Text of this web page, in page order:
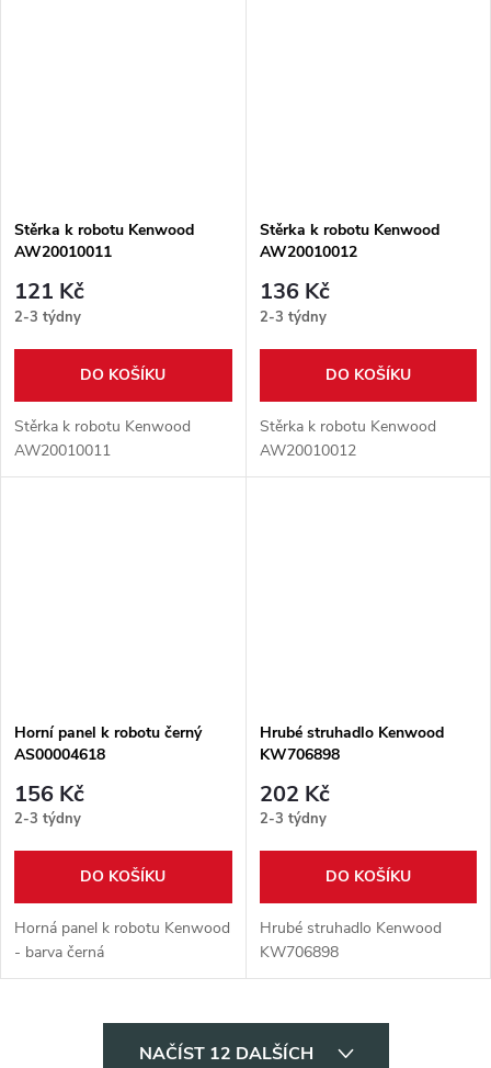
Stěrka k robotu Kenwood
AW20010011
121 Kč
2-3 týdny
DO KOŠÍKU
Stěrka k robotu Kenwood
AW20010011
Stěrka k robotu Kenwood
AW20010012
136 Kč
2-3 týdny
DO KOŠÍKU
Stěrka k robotu Kenwood
AW20010012
Horní panel k robotu černý
AS00004618
156 Kč
2-3 týdny
DO KOŠÍKU
Horná panel k robotu Kenwood
- barva černá
Hrubé struhadlo Kenwood
KW706898
202 Kč
2-3 týdny
DO KOŠÍKU
Hrubé struhadlo Kenwood
KW706898
NAČÍST 12 DALŠÍCH